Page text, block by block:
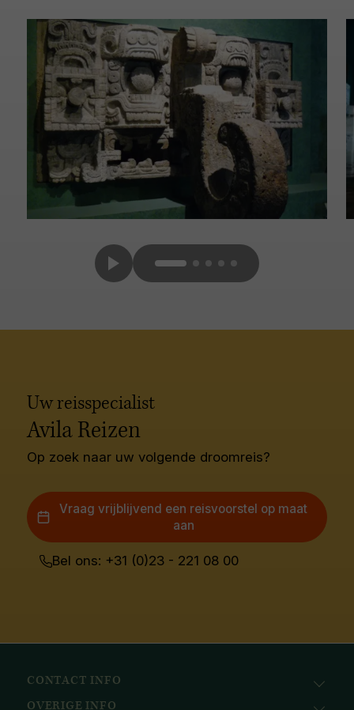
Uw reisspecialist
Avila Reizen
Op zoek naar uw volgende droomreis?
Vraag vrijblijvend een reisvoorstel op maat
aan
Bel ons: +31 (0)23 - 221 08 00
CONTACT INFO
OVERIGE INFO